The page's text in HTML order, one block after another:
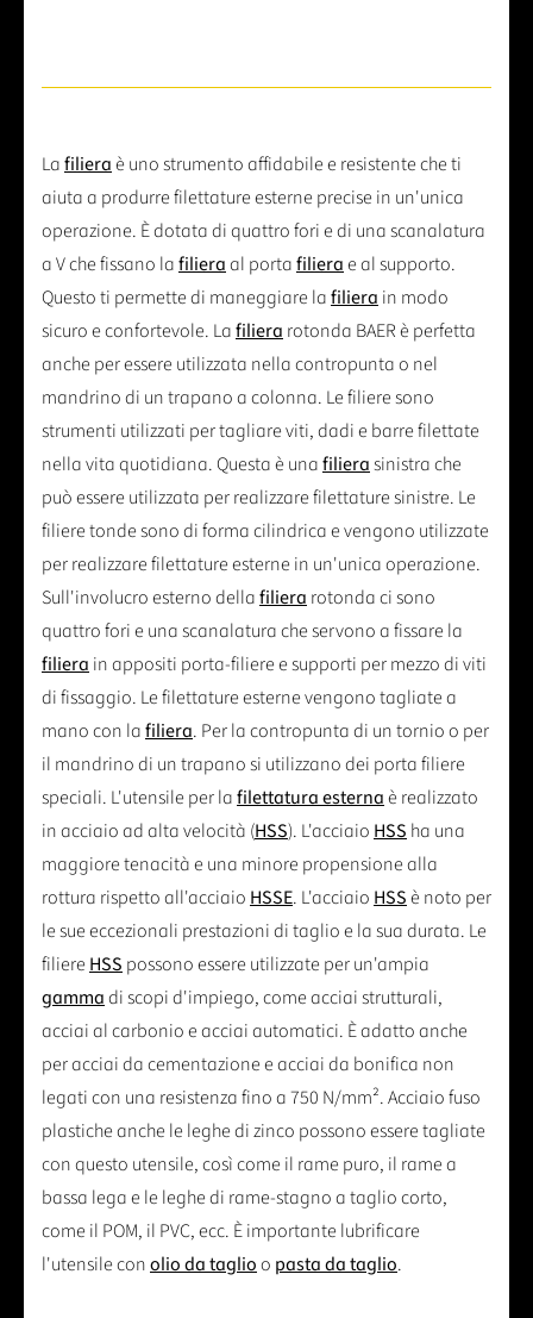
Lafilieraè uno strumento affidabile e resistente che ti
aiuta a produrre filettature esterne precise in un'unica
operazione. È dotata di quattro fori e di una scanalatura
a V che fissano lafilieraal portafilierae al supporto.
Questo ti permette di maneggiare lafiliera in modo
sicuro e confortevole. Lafiliera rotonda BAER è perfetta
anche per essere utilizzata nella contropunta o nel
mandrino di un trapano a colonna. Le filiere sono
strumenti utilizzati per tagliare viti, dadi e barre filettate
nella vita quotidiana. Questa è unafilierasinistra che
può essere utilizzata per realizzare filettature sinistre. Le
filiere tonde sono di forma cilindrica e vengono utilizzate
per realizzare filettature esterne in un'unica operazione.
Sull'involucro esterno dellafiliera rotonda ci sono
quattro fori e una scanalatura che servono a fissare la
filiera in appositi porta-filiere e supporti per mezzo di viti
di fissaggio. Le filettature esterne vengono tagliate a
mano con lafiliera. Per la contropunta di un tornio o per
il mandrino di un trapano si utilizzano dei porta filiere
speciali. L'utensile per lafilettatura esternaè realizzato
in acciaio ad alta velocità (HSS). L'acciaio HSS ha una
maggiore tenacità e una minore propensione alla
rottura rispetto all'acciaio HSSE. L'acciaio HSSè noto per
le sue eccezionali prestazioni di taglio e la sua durata. Le
filiereHSS possono essere utilizzate per un'ampia
gammadi scopi d'impiego, come acciai strutturali,
acciai al carbonio e acciai automatici. È adatto anche
per acciai da cementazione e acciai da bonifica non
legati con una resistenza fino a 750 N/mm². Acciaio fuso
plastiche anche le leghe di zinco possono essere tagliate
con questo utensile, così come il rame puro, il rame a
bassa lega e le leghe di rame-stagno a taglio corto,
come il POM, il PVC, ecc. È importante lubrificare
l'utensile conolio da taglioo pasta da taglio.